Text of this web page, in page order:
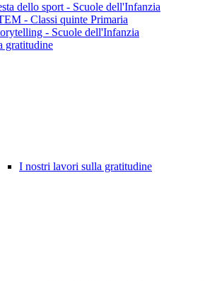
dello sport - Scuole dell'Infanzia
- Classi quinte Primaria
- Scuole dell'Infanzia
gratitudine
I nostri lavori sulla gratitudine